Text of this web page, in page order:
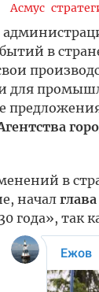
Асмус
в
для
в
начал
года», так